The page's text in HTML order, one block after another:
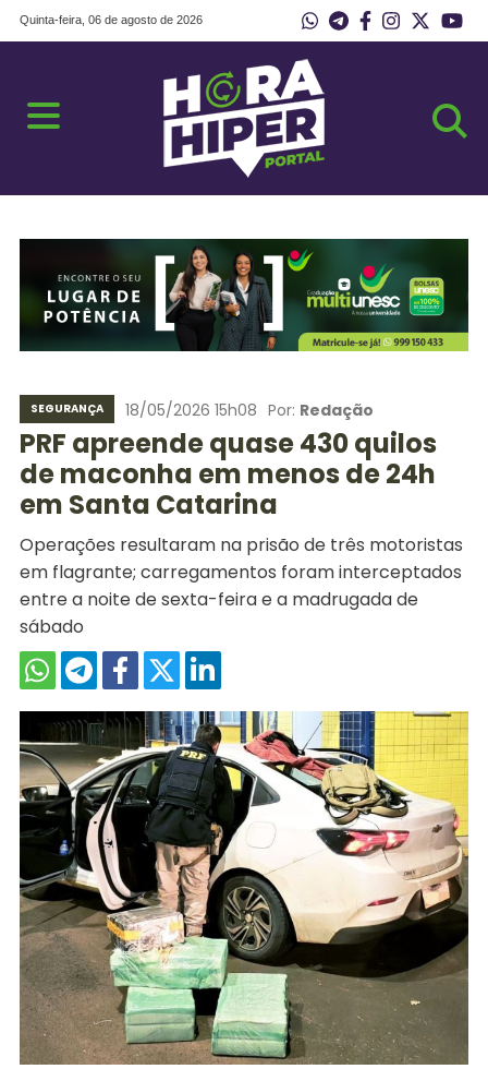
Quinta-feira, 06 de agosto de 2026
SEGURANÇA 18/05/2026 15h08 Por: Redação
PRF apreende quase 430 quilos
de maconha em menos de 24h
em Santa Catarina
Operações resultaram na prisão de três motoristas
em flagrante; carregamentos foram interceptados
entre a noite de sexta-feira e a madrugada de
sábado